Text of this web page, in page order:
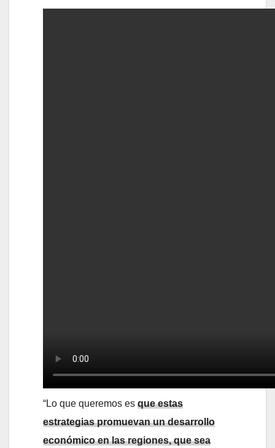
“Lo que queremos es que estas
estrategias promuevan un desarrollo
económico en las regiones, que sea